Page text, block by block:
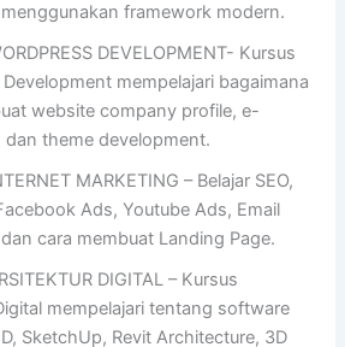
framework modern.
DEVELOPMENT- Kursus
mempelajari bagaimana
website company profile, e-
dan theme development.
MARKETING – Belajar SEO,
Ads, Youtube Ads, Email
cara membuat Landing Page.
DIGITAL – Kursus
mempelajari tentang software
SketchUp, Revit Architecture, 3D